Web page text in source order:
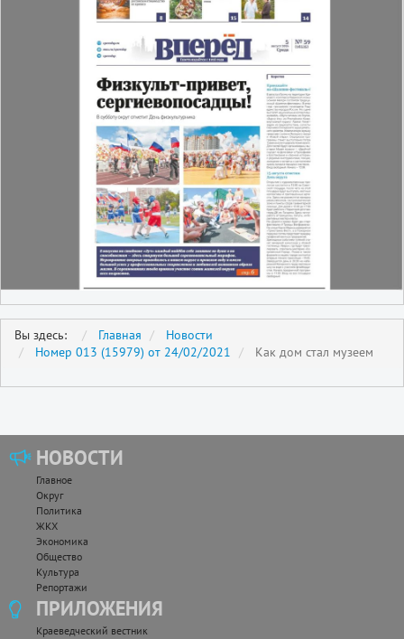
Вы здесь: Главная
Новости
Номер 013 (15979) от 24/02/2021
Как дом стал музеем
НОВОСТИ
Главное
Округ
Политика
ЖКХ
Экономика
Общество
Культура
Репортажи
ПРИЛОЖЕНИЯ
Краеведческий вестник